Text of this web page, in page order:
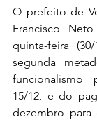
O prefeito de
Francisco
quinta-feira
segunda
15/12, e do
dezembro para